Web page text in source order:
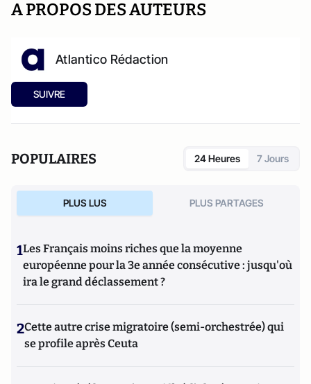
A PROPOS DES AUTEURS
Atlantico Rédaction
SUIVRE
POPULAIRES 24 Heures 7 Jours
PLUS LUS PLUS PARTAGES
1Les Français moins riches que la moyenne
européenne pour la 3e année consécutive : jusqu'où
ira le grand déclassement ?
2Cette autre crise migratoire (semi-orchestrée) qui
se profile après Ceuta